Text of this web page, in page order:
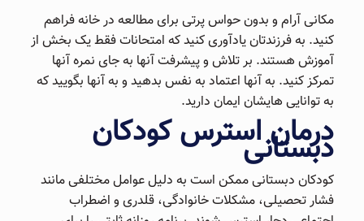
مکانی آرام و بدون حواس پرتی برای مطالعه در خانه فراهم
کنید. به فرزندتان یادآوری کنید که امتحانات فقط یک بخش از
آموزش هستند. بر تلاش و پیشرفت آنها به جای نمره آنها
تمرکز کنید. به آنها اعتماد به نفس بدهید و به آنها بگویید که
به توانایی هایشان ایمان دارید.
درمان استرس کودکان
دبستانی
کودکان دبستانی ممکن است به دلیل عوامل مختلفی مانند
فشار تحصیلی، مشکلات خانوادگی، قلدری و اضطراب